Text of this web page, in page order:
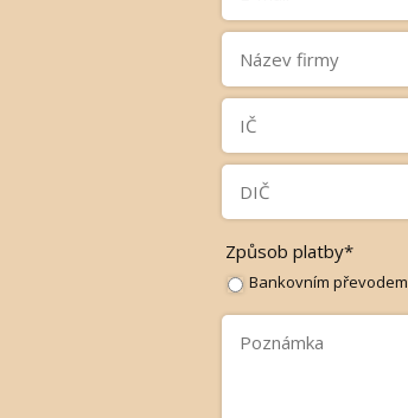
Způsob platby*
Bankovním převodem